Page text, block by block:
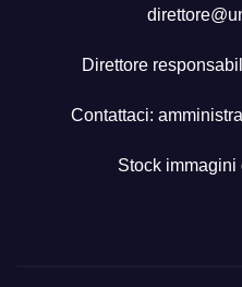
Direttore
Contattaci:
Stock immagini